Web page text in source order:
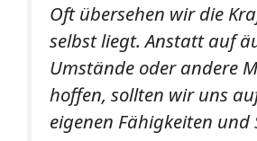
Oft übersehen wir die
selbst liegt. Anstatt auf
Umstände oder andere
hoffen, sollten wir uns
eigenen Fähigkeiten und